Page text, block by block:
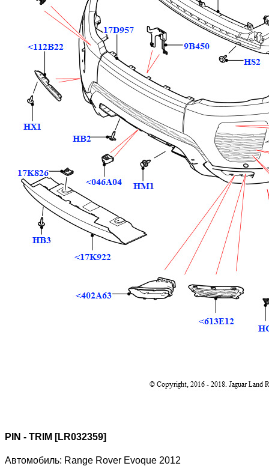
PIN - TRIM [LR032359]
Автомобиль: Range Rover Evoque 2012